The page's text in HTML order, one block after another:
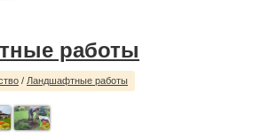
работы
/ Ландшафтные работы